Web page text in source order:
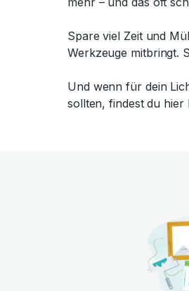
Spare viel Zeit und
Werkzeuge mitbringt.
Und wenn für dein
sollten, findest du hier